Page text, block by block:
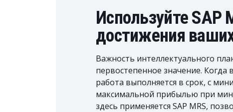
Используйте SAP
достижения
Важность интеллектуального
первостепенное значение.
работа выполняется в срок, с
максимальной прибылью при
здесь применяется SAP MRS,